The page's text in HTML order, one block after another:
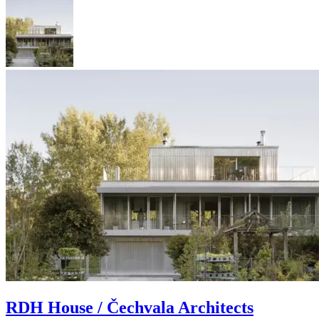
RDH House / Čechvala Architects